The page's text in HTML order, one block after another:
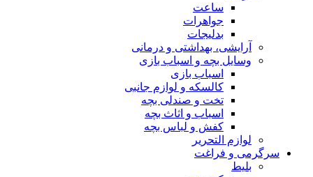
ساعت
جواهرات
بدلیجات
آرایشی، بهداشتی و درمانی
وسایل بچه و اسباب بازی
اسباب بازی
کالسکه و لوازم جانبی
تخت و صندلی بچه
اسباب و اثاث بچه
کفش و لباس بچه
لوازم التحریر
سرگرمی و فراغت
بلیط